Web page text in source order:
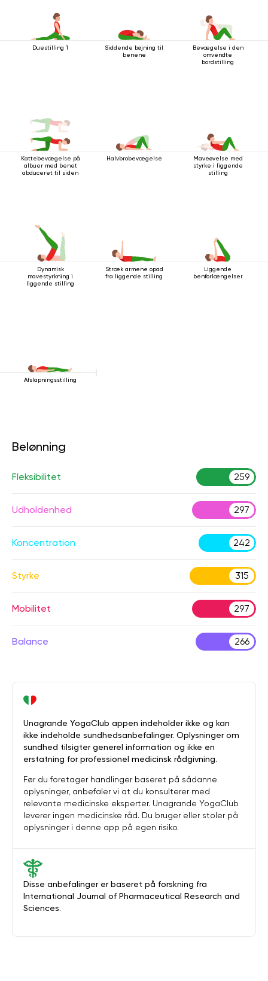
Duestilling 1
Siddende bøjning til
benene
Bevægelse i den
omvendte
bordstilling
Kattebevægelse på
albuer med benet
abduceret til siden
Halvbrobevægelse
Maveøvelse med
styrke i liggende
stilling
Dynamisk
mavestyrkning i
liggende stilling
Stræk armene opad
fra liggende stilling
Liggende
benforlængelser
Afslapningsstilling
Belønning
Fleksibilitet 259
Udholdenhed 297
Koncentration 242
Styrke 315
Mobilitet 297
Balance 266
Disse anbefalinger er baseret på forskning fra
International Journal of Pharmaceutical Research and
Sciences.
Unagrande YogaClub appen indeholder ikke og kan
ikke indeholde sundhedsanbefalinger. Oplysninger om
sundhed tilsigter generel information og ikke en
erstatning for professionel medicinsk rådgivning.
Før du foretager handlinger baseret på sådanne
oplysninger, anbefaler vi at du konsulterer med
relevante medicinske eksperter. Unagrande YogaClub
leverer ingen medicinske råd. Du bruger eller stoler på
oplysninger i denne app på egen risiko.